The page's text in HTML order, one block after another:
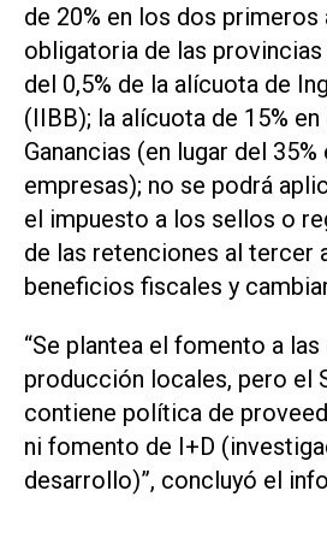
de 20% en los dos primeros
obligatoria de las
del 0,5% de la alícuota de
(IIBB); la alícuota de 15%
Ganancias (en lugar del
empresas); no se podrá
el impuesto a los sellos o
de las retenciones al tercer
beneficios fiscales y
“Se plantea el fomento a las
producción locales, pero el
contiene política de
ni fomento de I+D
desarrollo)”, concluyó el